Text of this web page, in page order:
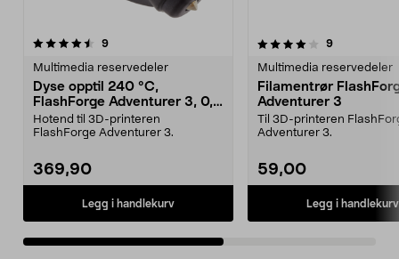
9anmeldelser
Multimedia reservedeler
Dyse opptil 240 °C,
FlashForge Adventurer 3, 0,4
mm
Hotend til 3D-printeren
FlashForge Adventurer 3.
369,90
Legg i handlekurv
4.0av 5 stjerner 9anmeldelser
Multimedia reservedeler
Filamentrør
Adventurer 3
Til 3D-printeren
Adventurer 3.
59,00
Legg i handlekurv
4.5av 5 stjerner